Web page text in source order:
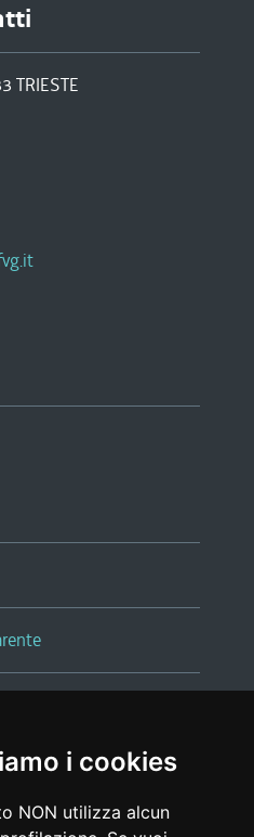
i cookies
NON utilizza alcun
TRIESTE